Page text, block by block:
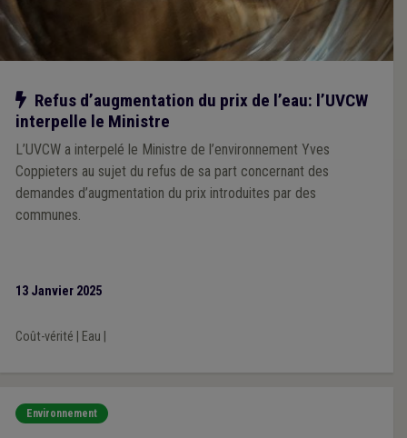
Notre action
Refus d’augmentation du prix de l’eau: l’UVCW
interpelle le Ministre
L’UVCW a interpelé le Ministre de l’environnement Yves
Coppieters au sujet du refus de sa part concernant des
demandes d’augmentation du prix introduites par des
communes.
13 Janvier 2025
Coût-vérité Eau
Environnement